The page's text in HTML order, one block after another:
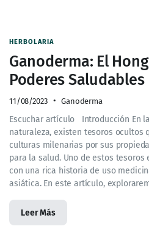
HERBOLARIA
Ganoderma: El
Poderes Saludables
11/08/2023 Ganoderma
Escuchar artículo Introducción En
naturaleza, existen tesoros ocultos
culturas milenarias por sus
para la salud. Uno de estos tesoros
con una rica historia de uso
asiática. En este artículo,
Leer Más